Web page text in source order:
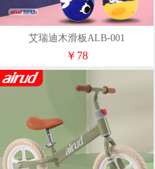
艾瑞迪木滑板ALB-001
￥78